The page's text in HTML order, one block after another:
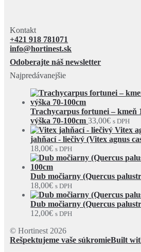
Kontakt
+421 918 781071
info@hortinest.sk
Odoberajte náš newsletter
Najpredávanejšie
Trachycarpus fortunei – kmeň
výška 70-100cm 33,00€ s DPH
jahňací - liečivý (Vitex agnus
18,00€ s DPH
Dub močiarny (Quercus
18,00€ s DPH
Dub močiarny (Quercus
12,00€ s DPH
© Hortinest 2026
Rešpektujeme vaše súkromieBuilt